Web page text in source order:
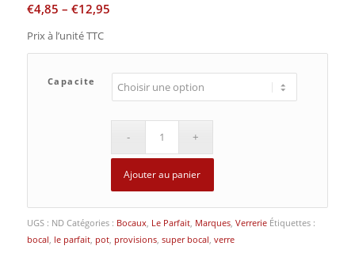
€4,85 – €12,95
Prix à l’unité TTC
Capacite
Ajouter au panier
UGS : ND Catégories : Bocaux, Le Parfait, Marques, Verrerie Étiquettes :
bocal le parfait, pot, provisions, super bocal verre